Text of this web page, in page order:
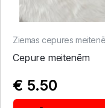
Ziemas cepures
Cepure meitenēm
€ 5.50